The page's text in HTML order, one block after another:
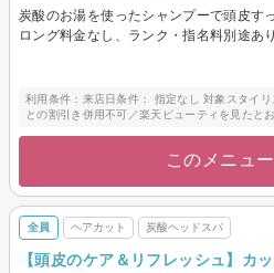
炭酸のお湯を使ったシャンプーで頭皮す
ロング料金なし、ランク・指名料別途あり
利用条件：来店日条件： 指定なし 対象スタイ
との割引き併用不可／楽天ビューティを見たと
このメニュ
全員 ヘアカット 炭酸ヘッドスパ
【頭皮のケア＆リフレッシュ】カ